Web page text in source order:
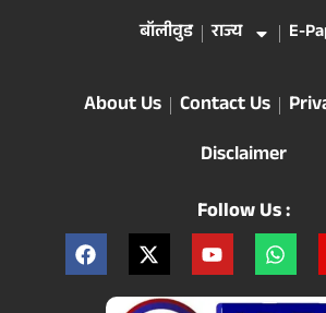
बॉलीवुड
राज्य E-
About Us Contact Us
Disclaimer
Follow Us :